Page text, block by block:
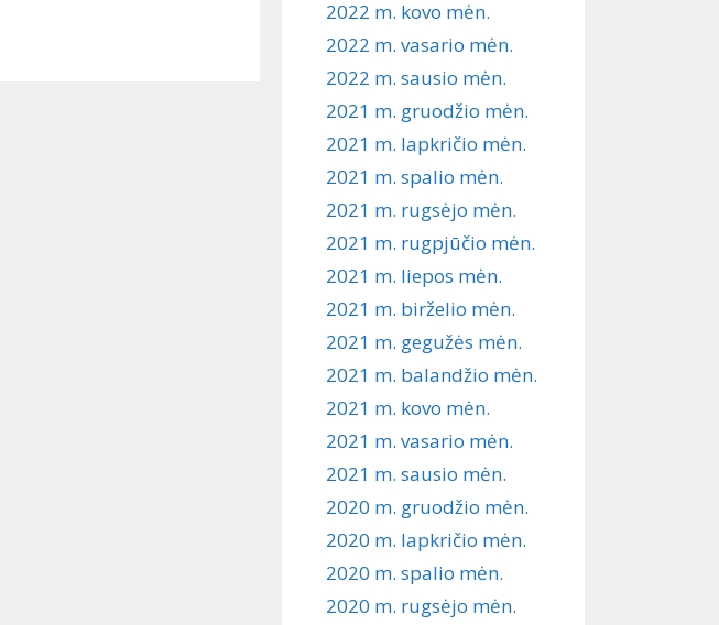
2022 m. kovo mėn.
2022 m. vasario mėn.
2022 m. sausio mėn.
2021 m. gruodžio mėn.
2021 m. lapkričio mėn.
2021 m. spalio mėn.
2021 m. rugsėjo mėn.
2021 m. rugpjūčio mėn.
2021 m. liepos mėn.
2021 m. birželio mėn.
2021 m. gegužės mėn.
2021 m. balandžio mėn.
2021 m. kovo mėn.
2021 m. vasario mėn.
2021 m. sausio mėn.
2020 m. gruodžio mėn.
2020 m. lapkričio mėn.
2020 m. spalio mėn.
2020 m. rugsėjo mėn.